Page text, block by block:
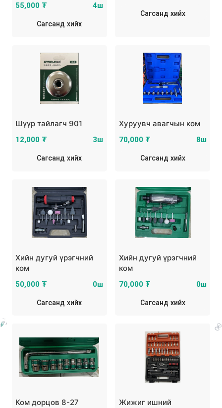
55,000 ₮ 4ш
Сагсанд хийх
Сагсанд хийх
Шүүр тайлагч 901
12,000 ₮ 3ш
Сагсанд хийх
Хуруувч авагчын ком
70,000 ₮ 8ш
Сагсанд хийх
Хийн дугуй үрэгчний
ком
50,000 ₮ 0ш
Сагсанд хийх
Хийн дугуй үрэгчний
ком
70,000 ₮ 0ш
Сагсанд хийх
Ком дорцов 8-27 Жижиг ишний